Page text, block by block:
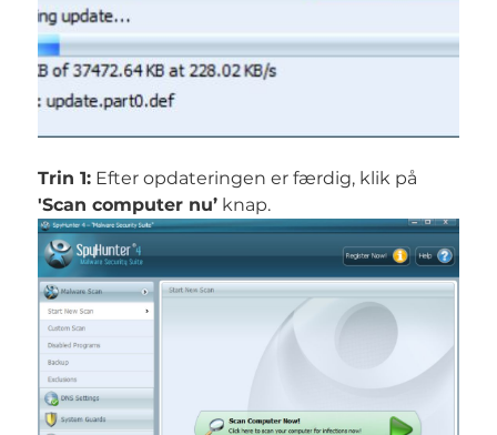
Trin 1:Efter opdateringen er færdig, klik på
'Scan computer nu’knap.